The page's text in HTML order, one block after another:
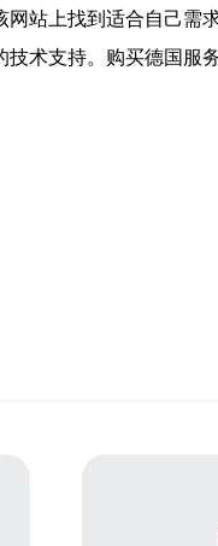
站上找到适合自己需
术支持。购买德国服